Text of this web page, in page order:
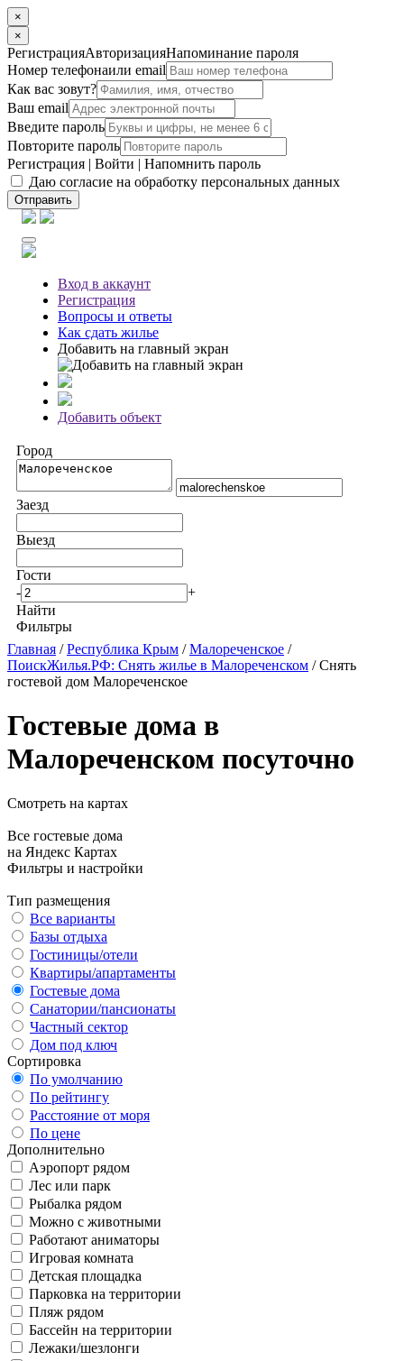
×
×
РегистрацияАвторизацияНапоминание пароля
Номер телефонаили email
Как вас зовут?
Ваш email
Введите пароль
Повторите пароль
Регистрация | Войти | Напомнить пароль
Даю согласие на обработку персональных данных
Отправить
Вход в аккаунт
Регистрация
Вопросы и ответы
Как сдать жилье
Добавить на главный экран
Добавить объект
Город
Заезд
Выезд
Гости
-
+
Найти
Фильтры
Главная /Республика Крым /Малореченское /
ПоискЖилья.РФ: Снять жилье в Малореченском / Снять
гостевой дом Малореченское
Гостевые дома в
Малореченском посуточно
Смотреть на картах
Все гостевые дома
на Яндекс Картах
Фильтры и настройки
Тип размещения
Все варианты
Базы отдыха
Гостиницы/отели
Квартиры/апартаменты
Гостевые дома
Санатории/пансионаты
Частный сектор
Дом под ключ
Сортировка
По умолчанию
По рейтингу
Расстояние от моря
По цене
Дополнительно
Аэропорт рядом
Лес или парк
Рыбалка рядом
Можно с животными
Работают аниматоры
Игровая комната
Детская площадка
Парковка на территории
Пляж рядом
Бассейн на территории
Лежаки/шезлонги